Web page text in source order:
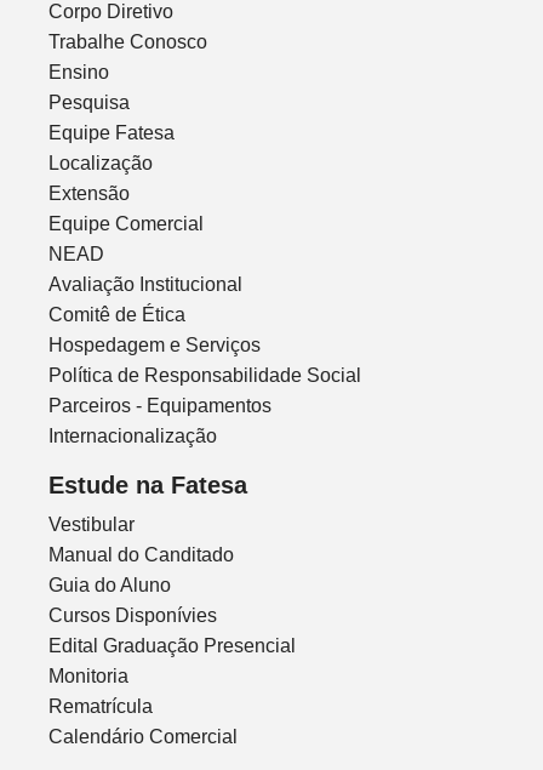
Corpo Diretivo
Trabalhe Conosco
Ensino
Pesquisa
Equipe Fatesa
Localização
Extensão
Equipe Comercial
NEAD
Avaliação Institucional
Comitê de Ética
Hospedagem e Serviços
Política de Responsabilidade Social
Parceiros - Equipamentos
Internacionalização
Estude na Fatesa
Vestibular
Manual do Canditado
Guia do Aluno
Cursos Disponívies
Edital Graduação Presencial
Monitoria
Rematrícula
Calendário Comercial